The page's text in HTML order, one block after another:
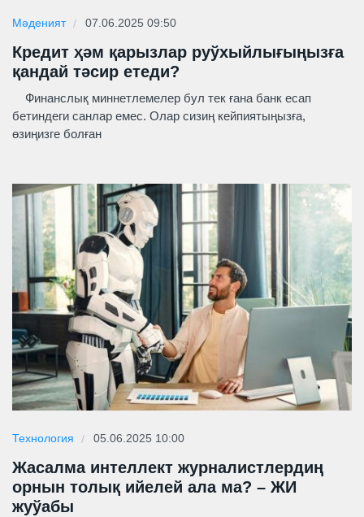
Мәденият 07.06.2025 09:50
Кредит ҳәм қарызлар руўхыйлығыңызға
қандай тәсир етеди?
Финанслық миннетлемелер бул тек ғана банк есап
бетиндеги санлар емес. Олар сизиң кейпиятыңызға,
өзиңизге болған
Технология 05.06.2025 10:00
Жасалма интеллект журналистлердиң
орнын толық ийелей ала ма? – ЖИ
жуўабы